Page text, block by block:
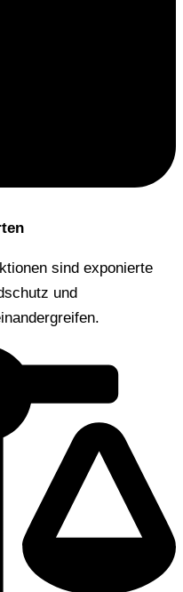
sind exponierte
und